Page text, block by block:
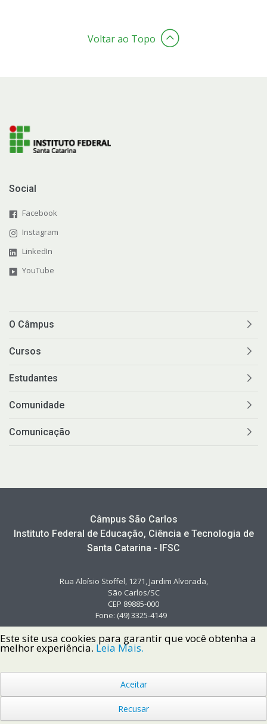
Voltar ao Topo
Social
Facebook
Instagram
LinkedIn
YouTube
O Câmpus
Cursos
Estudantes
Comunidade
Comunicação
Câmpus São Carlos
Instituto Federal de Educação, Ciência e Tecnologia de
Santa Catarina - IFSC
Rua Aloísio Stoffel, 1271, Jardim Alvorada,
São Carlos/SC
CEP 89885-000
Fone: (49) 3325-4149
Copyright © 2022 Instituto Federal de Santa Catarina IFSC
Todos os Direitos Reservados.
Este site usa cookies para garantir que você obtenha a
melhor experiência. Leia Mais.
Aceitar
Recusar